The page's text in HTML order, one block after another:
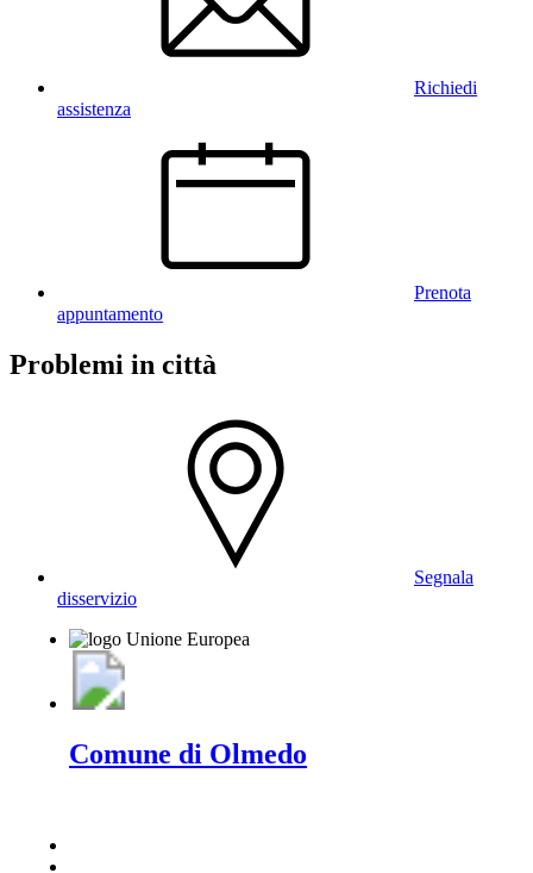
Richiedi
assistenza
Prenota
appuntamento
Problemi in città
Segnala
disservizio
Comune di Olmedo